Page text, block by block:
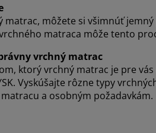
môžete si všimnúť
matraca môže tento
vrchný matrac
ktorý vrchný matrac je pre
Vyskúšajte rôzne typy
a osobným požadavkám.